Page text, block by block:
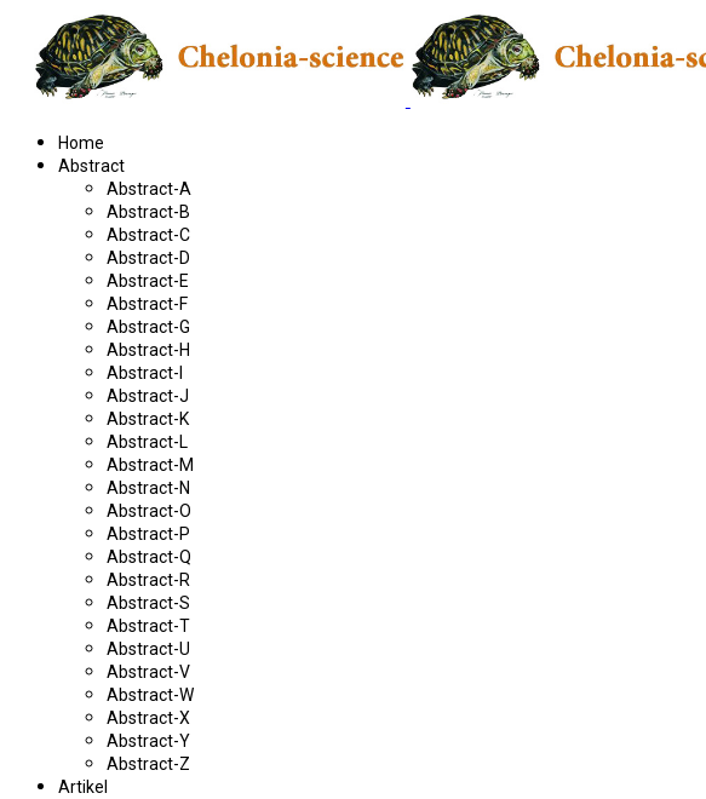
Home
Abstract
Abstract-A
Abstract-B
Abstract-C
Abstract-D
Abstract-E
Abstract-F
Abstract-G
Abstract-H
Abstract-I
Abstract-J
Abstract-K
Abstract-L
Abstract-M
Abstract-N
Abstract-O
Abstract-P
Abstract-Q
Abstract-R
Abstract-S
Abstract-T
Abstract-U
Abstract-V
Abstract-W
Abstract-X
Abstract-Y
Abstract-Z
Artikel